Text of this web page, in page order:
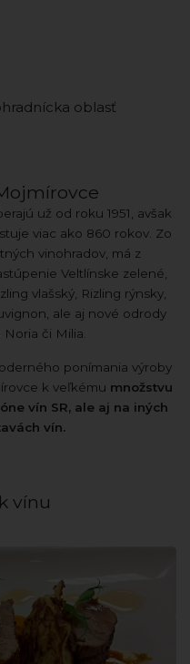
oblasť
už od roku 1951, avšak
viac ako 860 rokov. Zo
vinohradov, má z
Veltlínske zelené,
vlašský, Rizling rýnsky,
ale aj nové odrody
či Milia.
ponímania výroby
k veľkému množstvu
vín SR, ale aj na iných
vín.
vínu